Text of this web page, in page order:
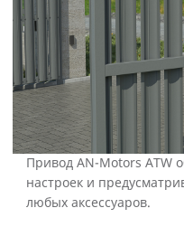
Привод AN-Motors ATW
настроек и
любых аксессуаров.